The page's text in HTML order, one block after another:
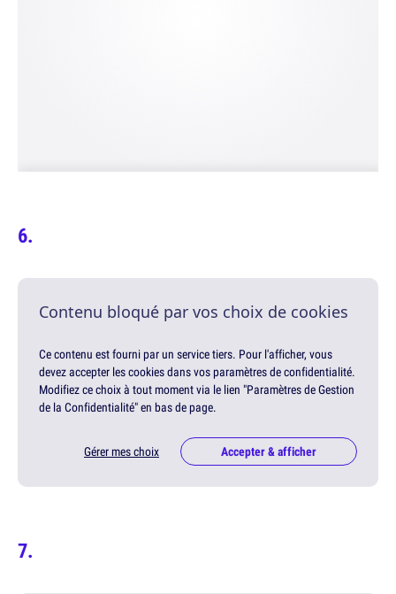
Contenu bloqué par vos choix de cookies
Ce contenu est fourni par un service tiers. Pour l'afficher, vous
devez accepter les cookies dans vos paramètres de confidentialité.
Modifiez ce choix à tout moment via le lien "Paramètres de Gestion
de la Confidentialité" en bas de page.
Gérer mes choix Accepter & afficher